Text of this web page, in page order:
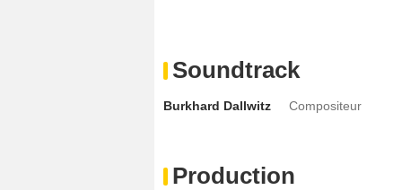
Soundtrack
Burkhard Dallwitz Compositeur
Production